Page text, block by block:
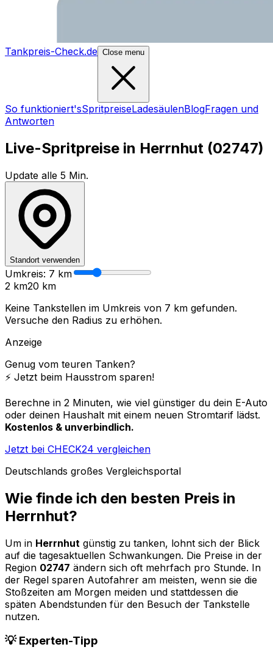
Tankpreis-Check.de Close menu
So funktioniert'sSpritpreiseLadesäulenBlogFragen und
Antworten
Live-Spritpreise in Herrnhut (02747)
Update alle 5 Min.
Standort verwenden
Umkreis: 7 km
2 km20 km
Keine Tankstellen im Umkreis von 7 km gefunden.
Versuche den Radius zu erhöhen.
Anzeige
Genug vom teuren Tanken?
⚡️ Jetzt beim Hausstrom sparen!
Berechne in 2 Minuten, wie viel günstiger du dein E-Auto
oder deinen Haushalt mit einem neuen Stromtarif lädst.
Kostenlos & unverbindlich.
Jetzt bei CHECK24 vergleichen
Deutschlands großes Vergleichsportal
Wie finde ich den besten Preis in
Herrnhut?
Um in Herrnhut günstig zu tanken, lohnt sich der Blick
auf die tagesaktuellen Schwankungen. Die Preise in der
Region 02747 ändern sich oft mehrfach pro Stunde. In
der Regel sparen Autofahrer am meisten, wenn sie die
Stoßzeiten am Morgen meiden und stattdessen die
späten Abendstunden für den Besuch der Tankstelle
nutzen.
💡 Experten-Tipp